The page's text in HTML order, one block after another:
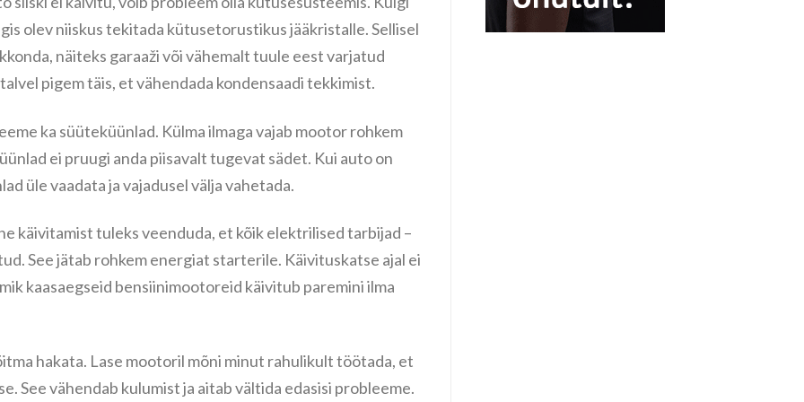
olev niiskus tekitada kütusetorustikus jääkristalle. Sellisel
näiteks garaaži või vähemalt tuule eest varjatud
pigem täis, et vähendada kondensaadi tekkimist.
ka süüteküünlad. Külma ilmaga vajab mootor rohkem
ei pruugi anda piisavalt tugevat sädet. Kui auto on
üle vaadata ja vajadusel välja vahetada.
käivitamist tuleks veenduda, et kõik elektrilised tarbijad –
See jätab rohkem energiat starterile. Käivituskatse ajal ei
kaasaegseid bensiinimootoreid käivitub paremini ilma
hakata. Lase mootoril mõni minut rahulikult töötada, et
See vähendab kulumist ja aitab vältida edasisi probleeme.